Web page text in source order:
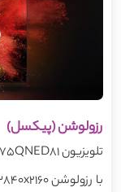
رزولوشن (پیکسل)